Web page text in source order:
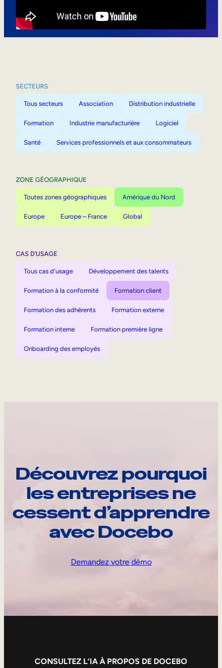
SECTEURS
Tous secteurs Association Distribution industrielle
Formation Industrie manufacturière Logiciel
Santé Services professionnels et aux consommateurs
ZONE GÉOGRAPHIQUE
Toutes zones géographiques Amérique du Nord
Europe Europe – France Global
CAS D’USAGE
Tous cas d'usage Développement des talents
Formation à la conformité Formation client
Formation des adhérents Formation externe
Formation interne Formation première ligne
Onboarding des employés
Découvrez pourquoi
les entreprises ne
cessent d’apprendre
avec Docebo
Demandez votre démo
CONSULTEZ L’IA À PROPOS DE DOCEBO